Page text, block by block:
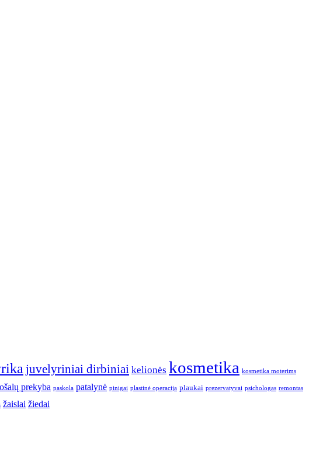
juvelyriniai dirbiniai kelionės kosmetika kosmetika moterims
prekyba paskola patalynė pinigai plastinė operacija plaukai prezervatyvai psichologas remontas
žaislai žiedai